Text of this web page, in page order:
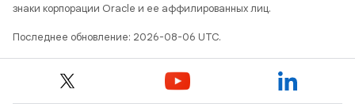
знаки корпорации Oracle и ее аффилированных лиц.
Последнее обновление: 2026-08-06 UTC.